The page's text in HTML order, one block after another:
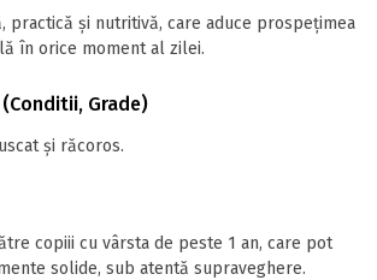
practică și nutritivă, care aduce prospețimea
în orice moment al zilei.
Grade)
și răcoros.
copiii cu vârsta de peste 1 an, care pot
solide, sub atentă supraveghere.